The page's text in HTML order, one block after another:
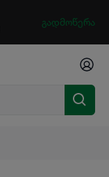
გადმოწერა